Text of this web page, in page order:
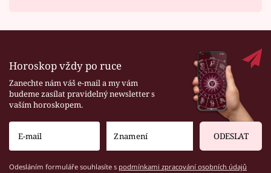
Horoskop vždy po ruce
Zanechte nám váš e-mail a my vám
budeme zasílat pravidelný newsletter s
vaším horoskopem.
ODESLAT
Odesláním formuláře souhlasíte s podmínkami zpracování osobních údajů